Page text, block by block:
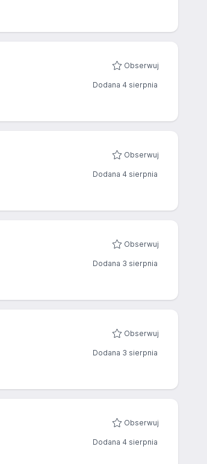
Obserwuj
Dodana 4 sierpnia
Obserwuj
Dodana 4 sierpnia
Obserwuj
Dodana 3 sierpnia
Obserwuj
Dodana 3 sierpnia
Obserwuj
Dodana 4 sierpnia